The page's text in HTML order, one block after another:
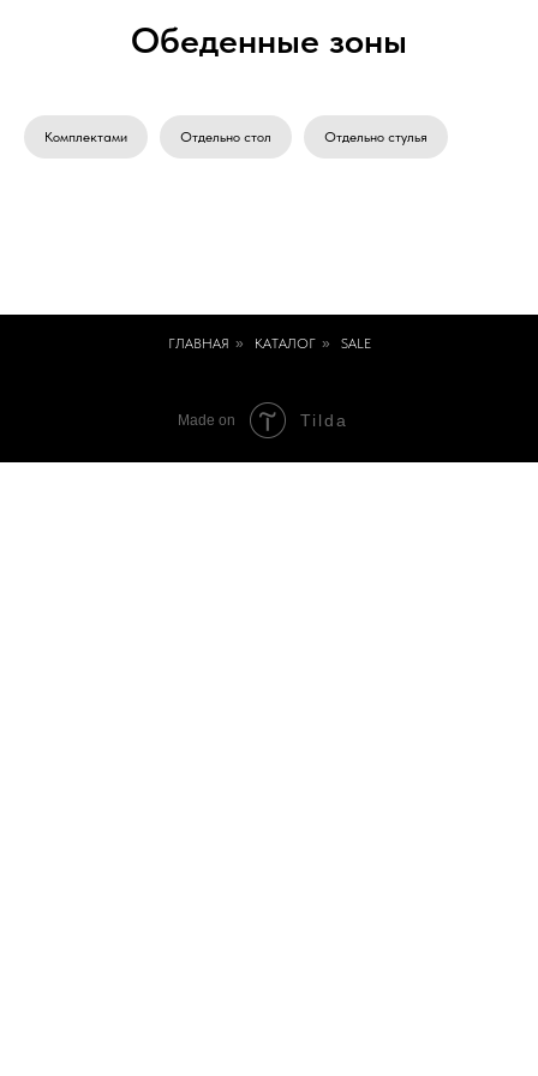
Обеденные зоны
Комплектами Отдельно стол Отдельно стулья
ГЛАВНАЯ » КАТАЛОГ » SALE
Made on Tilda